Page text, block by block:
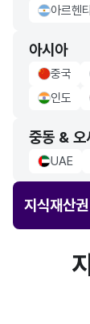
Argentina
아르헨
아시아
china
중국
indo Flag
인도
중동 & 오
uae Flag
UAE
지식재산